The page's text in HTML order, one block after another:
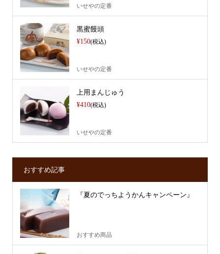
いせやの定番
黒蜜饅頭
¥150(税込)
いせやの定番
上用まんじゅう
¥410(税込)
いせやの定番
おすすめ記事
『夏のでっちようかんキャンペーン』
おすすめ商品